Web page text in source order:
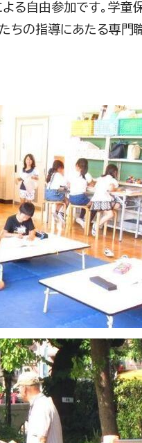
自由参加です。学童
ちの指導にあたる専門